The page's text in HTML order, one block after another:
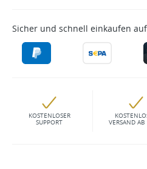
Sicher und schnell einkaufen auf
KOSTENLOSER
SUPPORT VERSAND